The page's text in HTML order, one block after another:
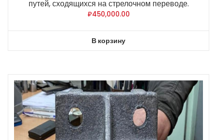
путей, сходящихся на стрелочном переводе.
₽450,000.00
В корзину